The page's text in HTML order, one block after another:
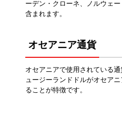
ーデン・クローネ、ノルウェ
含まれます。
オセアニア通貨
オセアニアで使用されている
ュージーランドドルがオセア
ることが特徴です。